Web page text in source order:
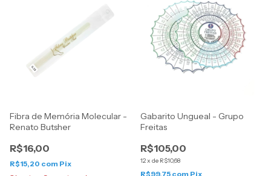
Fibra de Memória Molecular -
Renato Butsher
R$16,00
R$15,20 com Pix
Gabarito Ungueal - Grupo
Freitas
R$105,00
12x de R$10,68
R$99,75 com Pix